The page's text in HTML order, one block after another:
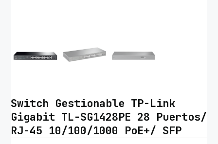
Switch Gestionable TP-Link
Gigabit TL-SG1428PE 28 Puertos/
RJ-45 10/100/1000 PoE+/ SFP